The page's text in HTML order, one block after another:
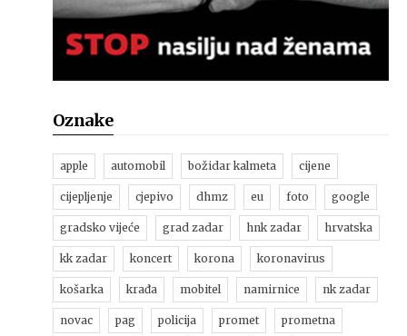
Oznake
apple automobil božidar kalmeta cijene
cijepljenje cjepivo dhmz eu foto google
gradsko vijeće grad zadar hnk zadar hrvatska
kk zadar koncert korona koronavirus
košarka krađa mobitel namirnice nk zadar
novac pag policija promet prometna